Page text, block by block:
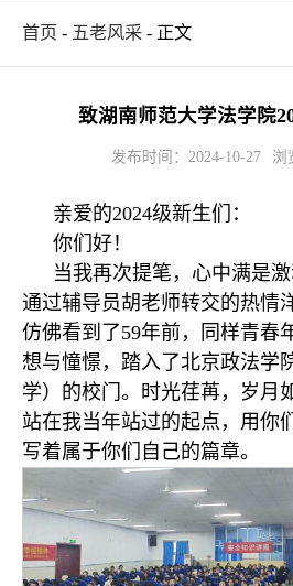
首页 - 五老风采 - 正文
致湖南师范大学法学院
发布时间：2024-10-27 浏
亲爱的2024级新生们：
你们好！
当我再次提笔，心中满是
通过辅导员胡老师转交的热情
仿佛看到了59年前，同样青春
想与憧憬，踏入了北京政法学
学）的校门。时光荏苒，岁月
站在我当年站过的起点，用你
写着属于你们自己的篇章。